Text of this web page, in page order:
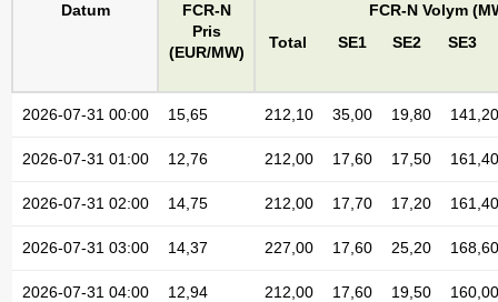
Datum
FCR-N
Pris
(EUR/MW)
FCR-N Volym
Total
SE1 SE2 SE3
2026-07-31 00:00 15,65 212,10 35,00 19,80 141,20
2026-07-31 01:00 12,76 212,00 17,60 17,50 161,40
2026-07-31 02:00 14,75 212,00 17,70 17,20 161,40
2026-07-31 03:00 14,37 227,00 17,60 25,20 168,60
2026-07-31 04:00 12,94 212,00 17,60 19,50 160,00